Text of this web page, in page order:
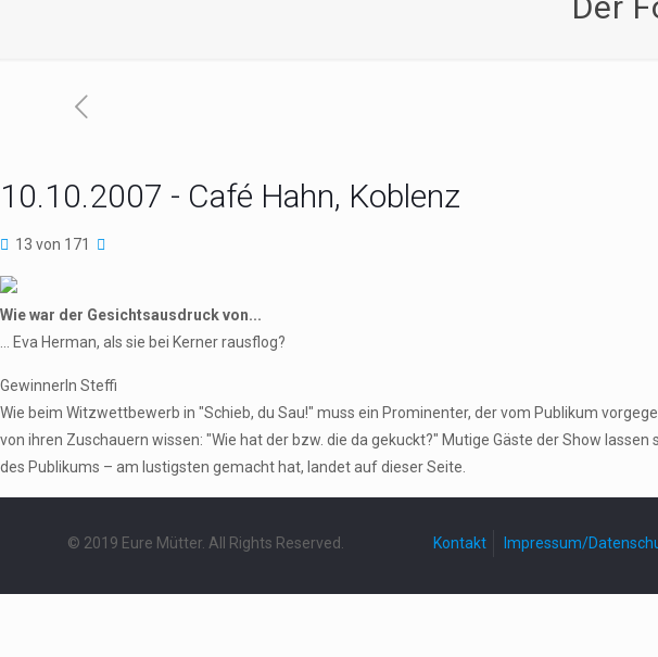
10.10.2007 - Café Hahn, Koblenz
13 von 171
Wie war der Gesichtsausdruck von...
... Eva Herman, als sie bei Kerner rausflog?
GewinnerIn Steffi
Wie beim Witzwettbewerb in "Schieb, du Sau!" muss ein Prominenter, der vom Publikum
von ihren Zuschauern wissen: "Wie hat der bzw. die da gekuckt?" Mutige Gäste der Show
des Publikums – am lustigsten gemacht hat, landet auf dieser Seite.
© 2019 Eure Mütter. All Rights Reserved. Kontakt Impressum/